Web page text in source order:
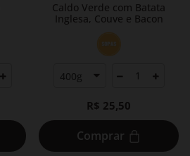
Caldo Verde com Batata
Inglesa, Couve e Bacon
R$ 25,50
Comprar